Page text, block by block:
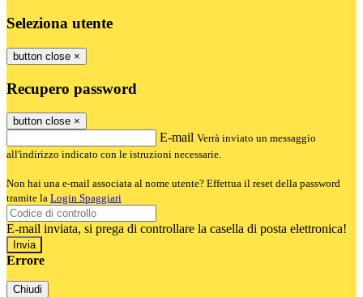
Seleziona utente
button close ×
Recupero password
button close ×
E-mail Verrà inviato un messaggio
all'indirizzo indicato con le istruzioni necessarie.
Non hai una e-mail associata al nome utente? Effettua il reset della password
tramite la Login Spaggiari
E-mail inviata, si prega di controllare la casella di posta elettronica!
Errore
Chiudi